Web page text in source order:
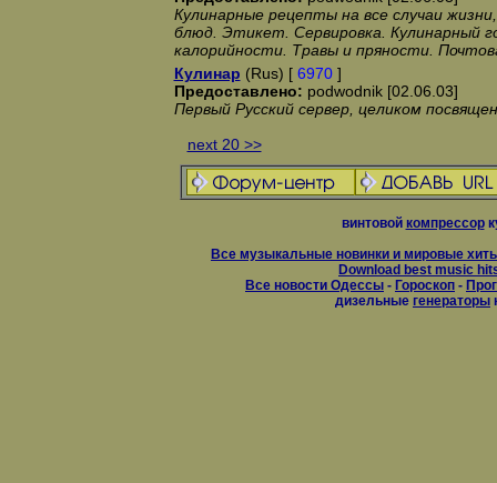
Кулинарные рецепты на все случаи
блюд. Этикет. Сервировка. Кулинарный
калорийности. Травы и пряности.
Кулинар (Rus) [ 6970]
Предоставлено: podwodnik [02.06.03]
Первый Русский сервер, целиком
next 20 >>
винтовой компрессор
Все музыкальные новинки и мировые
Download best music
Все новости Одессы - Гороскоп -
дизельные генераторы